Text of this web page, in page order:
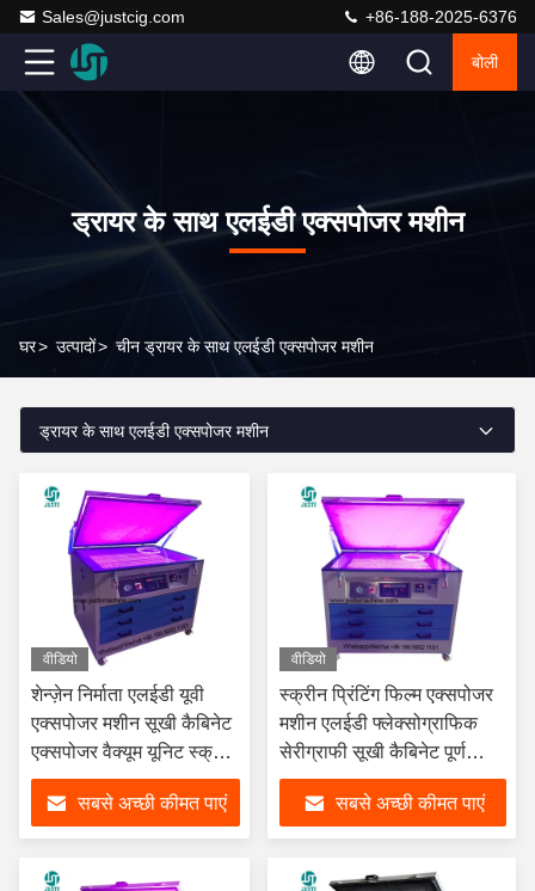
Sales@justcig.com +86-188-2025-6376
बोली
ड्रायर के साथ एलईडी एक्सपोजर मशीन
घर> उत्पादों> चीन ड्रायर के साथ एलईडी एक्सपोजर मशीन
ड्रायर के साथ एलईडी एक्सपोजर मशीन
वीडियो
शेन्ज़ेन निर्माता एलईडी यूवी
एक्सपोजर मशीन सूखी कैबिनेट
एक्सपोजर वैक्यूम यूनिट स्क्रीन
प्रिंटिंग के लिए मशीन
सबसे अच्छी कीमत पाएं
वीडियो
स्क्रीन प्रिंटिंग फिल्म एक्सपोजर
मशीन एलईडी फ्लेक्सोग्राफिक
सेरीग्राफी सूखी कैबिनेट पूर्ण
स्वचालित पॉलिमर एक्सपोजर
मशीन
सबसे अच्छी कीमत पाएं